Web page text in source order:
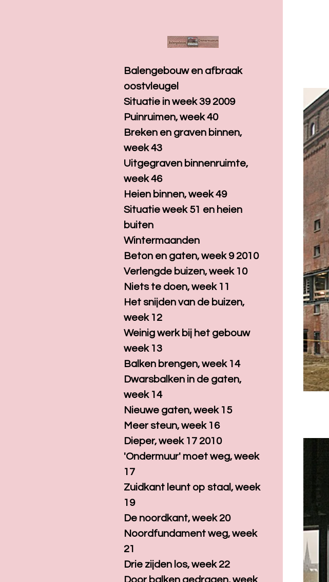
Balengebouw en afbraak
oostvleugel
Situatie in week 39 2009
Puinruimen, week 40
Breken en graven binnen,
week 43
Uitgegraven binnenruimte,
week 46
Heien binnen, week 49
Situatie week 51 en heien
buiten
Wintermaanden
Beton en gaten, week 9 2010
Verlengde buizen, week 10
Niets te doen, week 11
Het snijden van de buizen,
week 12
Weinig werk bij het gebouw
week 13
Balken brengen, week 14
Dwarsbalken in de gaten,
week 14
Nieuwe gaten, week 15
Meer steun, week 16
Dieper, week 17 2010
'Ondermuur' moet weg, week
17
Zuidkant leunt op staal, week
19
De noordkant, week 20
Noordfundament weg, week
21
Drie zijden los, week 22
Door balken gedragen, week